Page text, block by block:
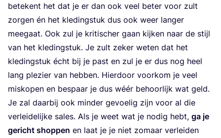
bete­kent het dat je er dan ook veel beter voor zult
zor­gen én het kle­ding­stuk dus ook weer lan­ger
mee­gaat. Ook zul je kri­ti­scher gaan kij­ken naar de stijl
van het kle­ding­stuk. Je zult zeker weten dat het
kle­ding­stuk écht bij je past en zul je er dus nog heel
lang ple­zier van heb­ben. Hier­door voor­kom je veel
mis­ko­pen en bespaar je dus wéér behoor­lijk wat geld.
Je zal daar­bij ook min­der gevoe­lig zijn voor al die
ver­lei­de­lij­ke sales. Als je weet wat je nodig hebt, ga je
gericht shop­pen en laat je je niet zomaar ver­lei­den